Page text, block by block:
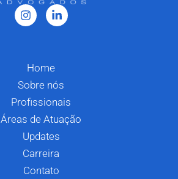
Home
Sobre nós
Profissionais
Áreas de Atuação
Updates
Carreira
Contato